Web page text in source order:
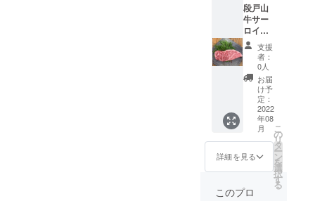
段戸山
牛サー
ロイン
ステー
キ200グ
ラム2枚
支援
者：
0人
お届
け予
定：
2022
年08
月
詳細を見る
こ
の
リ
タ
ー
ン
を
選
択
す
る
このプロ